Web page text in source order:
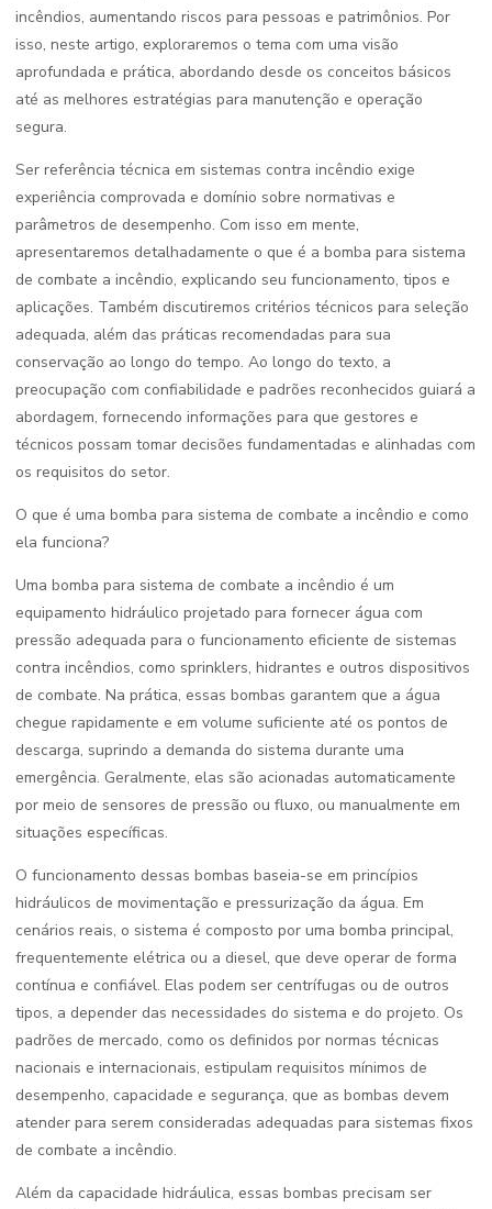
incêndios, aumentando riscos para pessoas e patrimônios. Por
isso, neste artigo, exploraremos o tema com uma visão
aprofundada e prática, abordando desde os conceitos básicos
até as melhores estratégias para manutenção e operação
segura.
Ser referência técnica em sistemas contra incêndio exige
experiência comprovada e domínio sobre normativas e
parâmetros de desempenho. Com isso em mente,
apresentaremos detalhadamente o que é a bomba para sistema
de combate a incêndio, explicando seu funcionamento, tipos e
aplicações. Também discutiremos critérios técnicos para seleção
adequada, além das práticas recomendadas para sua
conservação ao longo do tempo. Ao longo do texto, a
preocupação com confiabilidade e padrões reconhecidos guiará a
abordagem, fornecendo informações para que gestores e
técnicos possam tomar decisões fundamentadas e alinhadas com
os requisitos do setor.
O que é uma bomba para sistema de combate a incêndio e como
ela funciona?
Uma bomba para sistema de combate a incêndio é um
equipamento hidráulico projetado para fornecer água com
pressão adequada para o funcionamento eficiente de sistemas
contra incêndios, como sprinklers, hidrantes e outros dispositivos
de combate. Na prática, essas bombas garantem que a água
chegue rapidamente e em volume suficiente até os pontos de
descarga, suprindo a demanda do sistema durante uma
emergência. Geralmente, elas são acionadas automaticamente
por meio de sensores de pressão ou fluxo, ou manualmente em
situações específicas.
O funcionamento dessas bombas baseia-se em princípios
hidráulicos de movimentação e pressurização da água. Em
cenários reais, o sistema é composto por uma bomba principal,
frequentemente elétrica ou a diesel, que deve operar de forma
contínua e confiável. Elas podem ser centrífugas ou de outros
tipos, a depender das necessidades do sistema e do projeto. Os
padrões de mercado, como os definidos por normas técnicas
nacionais e internacionais, estipulam requisitos mínimos de
desempenho, capacidade e segurança, que as bombas devem
atender para serem consideradas adequadas para sistemas fixos
de combate a incêndio.
Além da capacidade hidráulica, essas bombas precisam ser